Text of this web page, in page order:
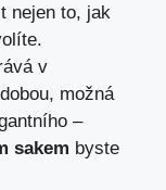
nejen to, jak
v
možná
–
sakem byste